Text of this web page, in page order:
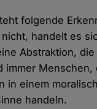
folgende
handelt es
Abstraktion,
immer Menschen,
in einem
handeln.